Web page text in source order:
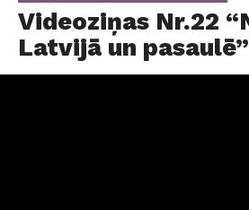
Videoziņas Nr.22
Latvijā un pasaulē”